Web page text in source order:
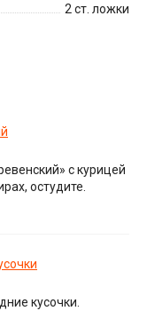
2 ст. ложки
с курицей
остудите.
кусочки.